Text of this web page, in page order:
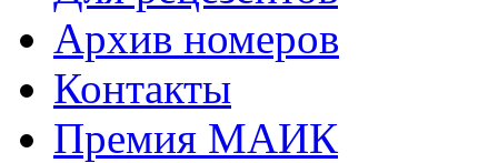
Архив номеров
Контакты
Премия МАИК